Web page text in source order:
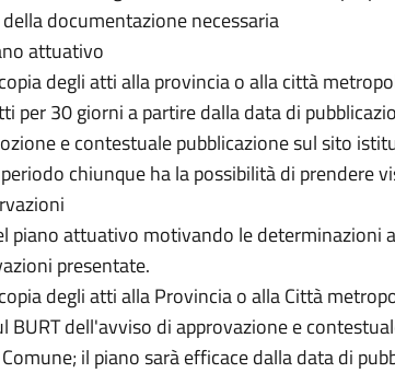
documentazione necessaria
attuativo
degli atti alla provincia o alla città
per 30 giorni a partire dalla data di
e contestuale pubblicazione sul sito
chiunque ha la possibilità di prendere
piano attuativo motivando le determinazioni
presentate.
degli atti alla Provincia o alla Città
BURT dell'avviso di approvazione e
il piano sarà efficace dalla data di